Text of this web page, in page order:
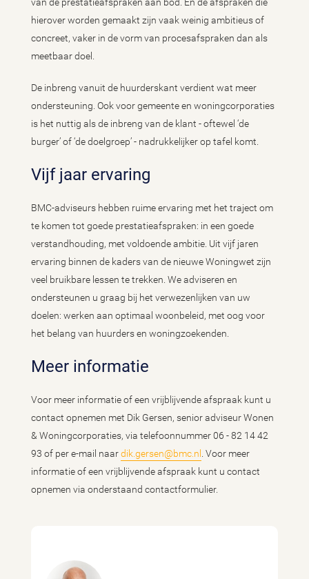
hierover worden gemaakt zijn vaak weinig ambitieus of
concreet, vaker in de vorm van procesafspraken dan als
meetbaar doel.
De inbreng vanuit de huurderskant verdient wat meer
ondersteuning. Ook voor gemeente en woningcorporaties
is het nuttig als de inbreng van de klant - oftewel ‘de
burger’ of ‘de doelgroep’ - nadrukkelijker op tafel komt.
Vijf jaar ervaring
BMC-adviseurs hebben ruime ervaring met het traject om
te komen tot goede prestatieafspraken: in een goede
verstandhouding, met voldoende ambitie. Uit vijf jaren
ervaring binnen de kaders van de nieuwe Woningwet zijn
veel bruikbare lessen te trekken. We adviseren en
ondersteunen u graag bij het verwezenlijken van uw
doelen: werken aan optimaal woonbeleid, met oog voor
het belang van huurders en woningzoekenden.
Meer informatie
Voor meer informatie of een vrijblijvende afspraak kunt u
contact opnemen met Dik Gersen, senior adviseur Wonen
& Woningcorporaties, via telefoonnummer 06 - 82 14 42
93 of per e-mail naardik.gersen@bmc.nl
. Voor meer
informatie of een vrijblijvende afspraak kunt u contact
opnemen via onderstaand contactformulier.